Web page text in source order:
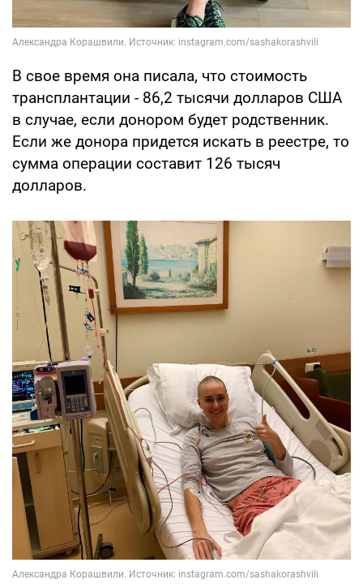
В свое время она писала, что стоимость
трансплантации - 86,2 тысячи долларов США
в случае, если донором будет родственник.
Если же донора придется искать в реестре, то
сумма операции составит 126 тысяч
долларов.